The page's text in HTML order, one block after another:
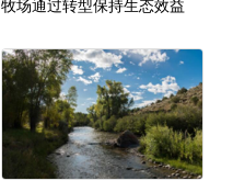
牧场通过转型保持生态效益